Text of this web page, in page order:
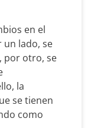
en el
lado, se
por otro, se
la
se tienen
como